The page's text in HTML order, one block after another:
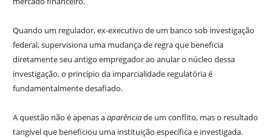
Quando um regulador, ex-executivo de um banco sob investigação
federal, supervisiona uma mudança de regra que beneficia
diretamente seu antigo empregador ao anular o núcleo dessa
investigação, o princípio da imparcialidade regulatória é
fundamentalmente desafiado.
A questão não é apenas aaparênciade um conflito, mas o resultado
tangível que beneficiou uma instituição específica e investigada.